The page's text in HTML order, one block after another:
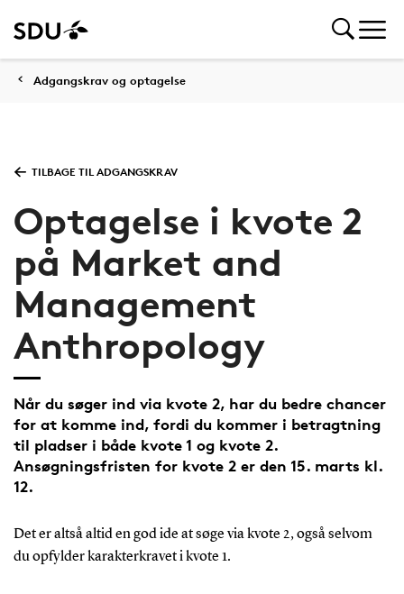
Adgangskrav og optagelse
TILBAGE TIL ADGANGSKRAV
Optagelse i kvote 2
på Market and
Management
Anthropology
Når du søger ind via kvote 2, har du bedre chancer
for at komme ind, fordi du kommer i betragtning
til pladser i både kvote 1 og kvote 2.
Ansøgningsfristen for kvote 2 er den 15. marts kl.
12.
Det er altså altid en god ide at søge via kvote 2, også selvom
du opfylder karakterkravet i kvote 1.